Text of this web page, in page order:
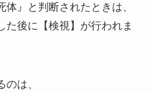
体』と判断されたときは、
た後に【検視】が行われま
は、